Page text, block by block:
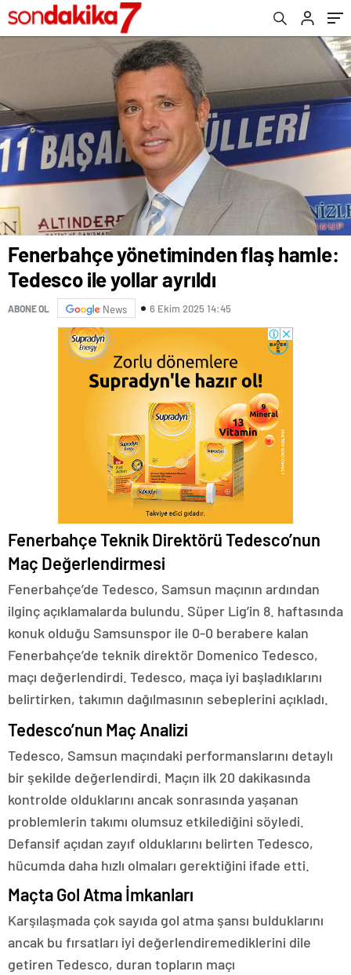
Fenerbahçe yönetiminden flaş hamle:
Tedesco ile yollar ayrıldı
ABONE OL News 6 Ekim 2025 14:45
Fenerbahçe Teknik Direktörü Tedesco’nun
Maç Değerlendirmesi
Fenerbahçe’de Tedesco, Samsun maçının ardından
ilginç açıklamalarda bulundu. Süper Lig’in 8. haftasında
konuk olduğu Samsunspor ile 0-0 berabere kalan
Fenerbahçe’de teknik direktör Domenico Tedesco,
maçı değerlendirdi. Tedesco, maça iyi başladıklarını
belirtirken, takımın dağılmasının sebeplerini açıkladı.
Tedesco’nun Maç Analizi
Tedesco, Samsun maçındaki performanslarını detaylı
bir şekilde değerlendirdi. Maçın ilk 20 dakikasında
kontrolde olduklarını ancak sonrasında yaşanan
problemlerin takımı olumsuz etkilediğini söyledi.
Defansif açıdan zayıf olduklarını belirten Tedesco,
hücumda daha hızlı olmaları gerektiğini ifade etti.
Maçta Gol Atma İmkanları
Karşılaşmada çok sayıda gol atma şansı bulduklarını
ancak bu fırsatları iyi değerlendiremediklerini dile
getiren Tedesco, duran topların maçı